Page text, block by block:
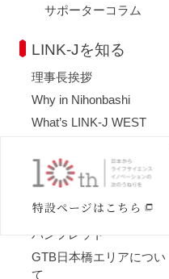
サポーターコラム
LINK-Jを知る
理事長挨拶
Why in Nihonbashi
What’s LINK-J WEST
サポーター紹介
事業内容
組織概要
パンフレット
GTB日本橋エリアについ
て